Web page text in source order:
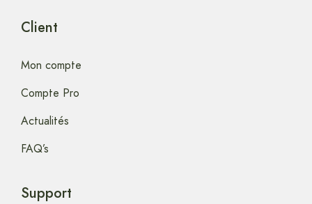
Client
Mon compte
Compte Pro
Actualités
FAQ’s
Support